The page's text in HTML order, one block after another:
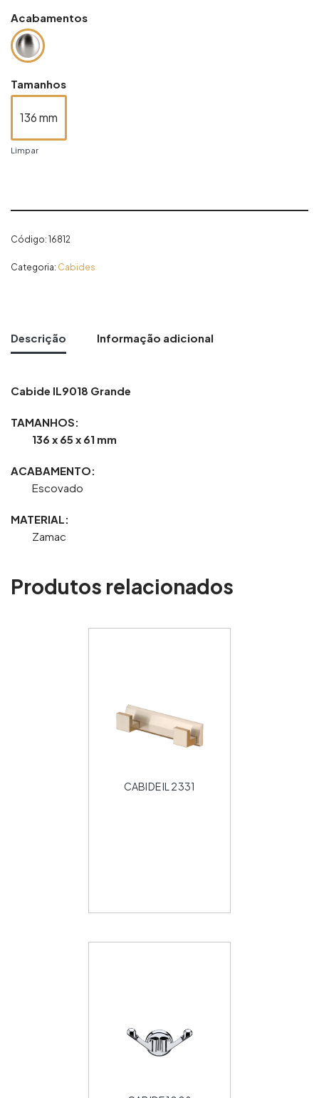
Acabamentos
Tamanhos
136 mm
Limpar
Código:16812
Categoria: Cabides
Descrição Informação adicional
Cabide IL9018 Grande
TAMANHOS:
136 x 65 x 61 mm
ACABAMENTO:
Escovado
MATERIAL:
Zamac
Produtos relacionados
CABIDE IL 2331